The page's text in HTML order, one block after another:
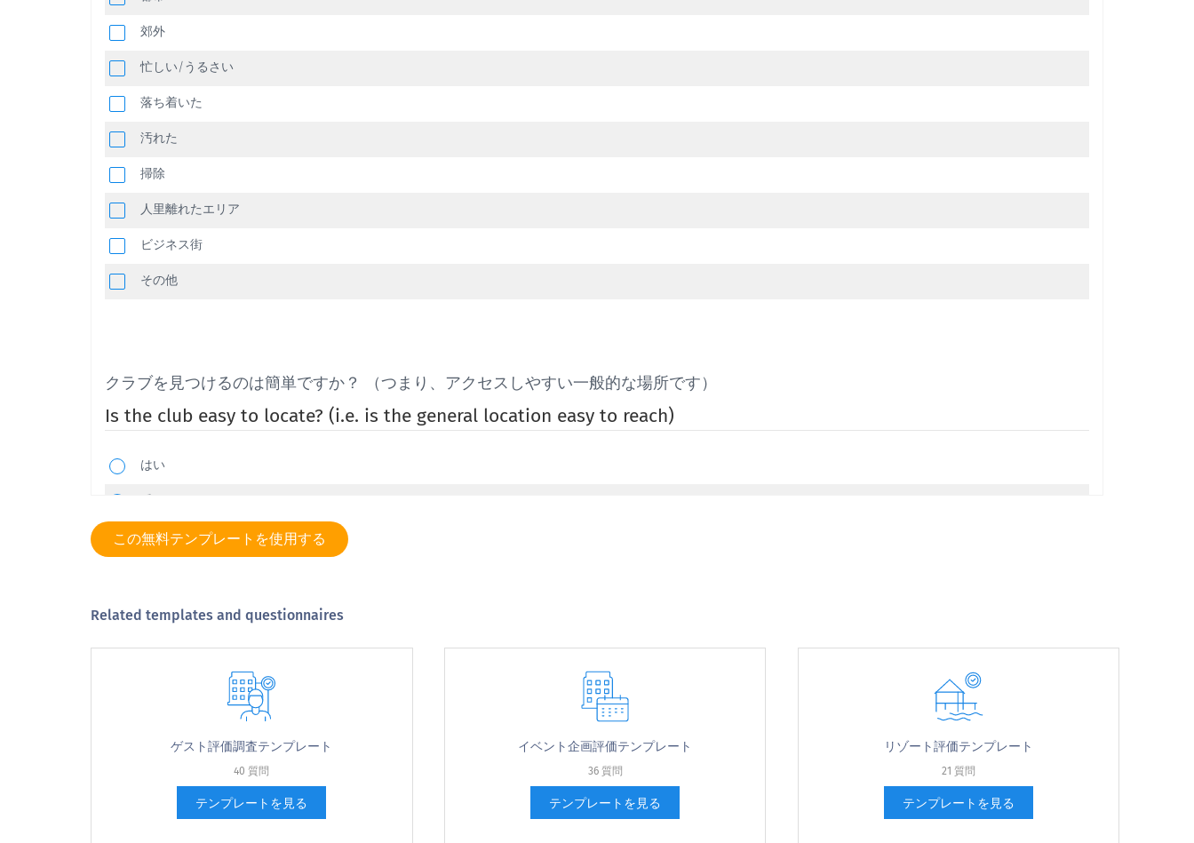
郊外
忙しい/うるさい
落ち着いた
汚れた
掃除
人里離れたエリア
ビジネス街
その他
クラブを見つけるのは簡単ですか？ （つまり、アクセスしやすい一般的な場所です）
Is the club easy to locate? (i.e. is the general location easy to reach)
はい
コメント
駐車料金はかかりますか？
はいの場合、駐車場の平均費用はいくらですか？
この無料テンプレートを使用する
Related templates and questionnaires
ゲスト評価調査テンプレート
40 質問
テンプレートを見る
イベント企画評価テンプレート
36 質問
テンプレートを見る
リゾート評価テンプレート
21 質問
テンプレートを見る